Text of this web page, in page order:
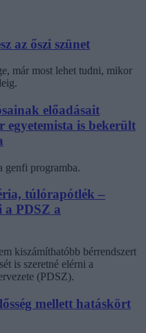
az őszi szünet
már most lehet tudni, mikor
előadásait
is bekerült
genfi programba.
túlórapótlék –
a PDSZ a
kiszámíthatóbb bérrendszert
is szeretné elérni a
(PDSZ).
mellett hatáskört